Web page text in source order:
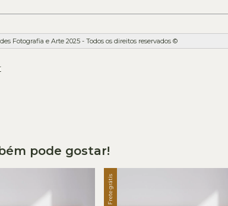
Fotografia e Arte 2025 - Todos os direitos reservados ©
pode gostar!
Frete grátis